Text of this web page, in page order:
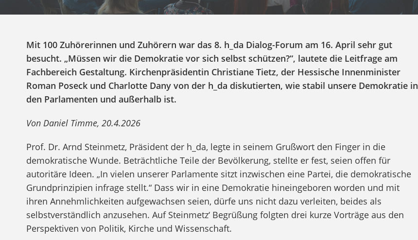
Mit 100 Zuhörerinnen und Zuhörern war das 8. h_da Dialog-Forum am 16. April sehr gut
besucht. „Müssen wir die Demokratie vor sich selbst schützen?“, lautete die Leitfrage am
Fachbereich Gestaltung. Kirchenpräsidentin Christiane Tietz, der Hessische Innenminister
Roman Poseck und Charlotte Dany von der h_da diskutierten, wie stabil unsere Demokratie in
den Parlamenten und außerhalb ist.
Von Daniel Timme, 20.4.2026
Prof. Dr. Arnd Steinmetz, Präsident der h_da, legte in seinem Grußwort den Finger in die
demokratische Wunde. Beträchtliche Teile der Bevölkerung, stellte er fest, seien offen für
autoritäre Ideen. „In vielen unserer Parlamente sitzt inzwischen eine Partei, die demokratische
Grundprinzipien infrage stellt.“ Dass wir in eine Demokratie hineingeboren worden und mit
ihren Annehmlichkeiten aufgewachsen seien, dürfe uns nicht dazu verleiten, beides als
selbstverständlich anzusehen. Auf Steinmetz‘ Begrüßung folgten drei kurze Vorträge aus den
Perspektiven von Politik, Kirche und Wissenschaft.